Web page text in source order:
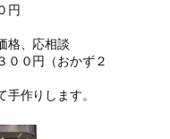
円
格、応相談
００円（おかず２
作りします。